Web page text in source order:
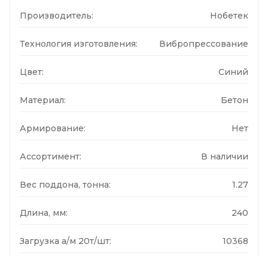
Производитель: Нобетек
Технология изготовления: Вибропрессование
Цвет: Синий
Материал: Бетон
Армирование: Нет
Ассортимент: В наличии
Вес поддона, тонна: 1.27
Длина, мм: 240
Загрузка а/м 20т/шт: 10368